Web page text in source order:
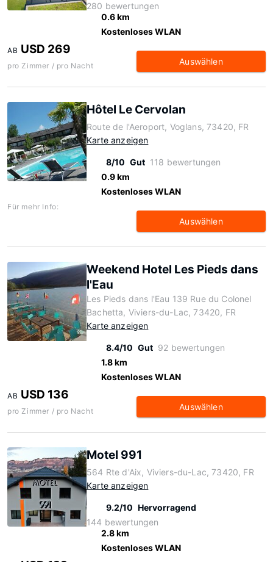
280 bewertungen
0.6 km
Kostenloses WLAN
AB USD 269
pro Zimmer / pro Nacht Auswählen
Hôtel Le Cervolan
Route de l'Aeroport, Voglans, 73420, FR
Karte anzeigen
8/10 Gut 118 bewertungen
0.9 km
Kostenloses WLAN
Für mehr Info:
Auswählen
Weekend Hotel Les Pieds dans
l'Eau
Les Pieds dans l'Eau 139 Rue du Colonel
Bachetta, Viviers-du-Lac, 73420, FR
Karte anzeigen
8.4/10 Gut 92 bewertungen
1.8 km
Kostenloses WLAN
AB USD 136
pro Zimmer / pro Nacht Auswählen
Motel 991
564 Rte d'Aix, Viviers-du-Lac, 73420, FR
Karte anzeigen
9.2/10 Hervorragend
144 bewertungen
2.8 km
Kostenloses WLAN